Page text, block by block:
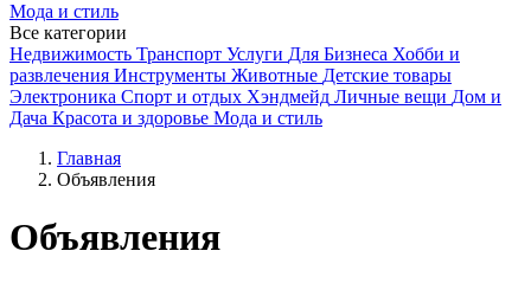
Мода и стиль
Все категории
Недвижимость Транспорт Услуги Для Бизнеса Хобби и
развлечения Инструменты Животные Детские товары
Электроника Спорт и отдых Хэндмейд Личные вещи Дом и
Дача Красота и здоровье Мода и стиль
Главная
Объявления
Объявления